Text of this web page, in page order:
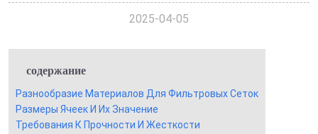
2025-04-05
содержание
Разнообразие Материалов Для Фильтровых Сеток
Размеры Ячеек И Их Значение
Требования К Прочности И Жесткости